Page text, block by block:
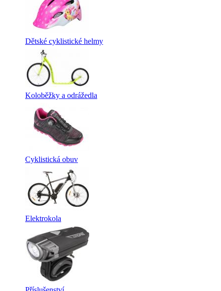
Dětské cyklistické helmy
Koloběžky a odrážedla
Cyklistická obuv
Elektrokola